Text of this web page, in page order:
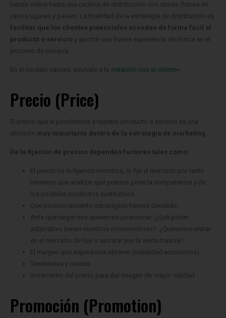
tienda online hasta una cadena de distribución con stores físicas en
varios lugares y países. La finalidad de la estrategia de distribución es
facilitar que los clientes potenciales accedan de forma fácil al
producto o servicio y aportar una buena experiencia de marca en el
proceso de compra.
En el modelo canvas, equivale a la « relación con el cliente«.
Precio (Price)
El precio que le pondremos a nuestro producto o servicio es una
decisión muy importante dentro de la estrategia de marketing.
De la fijación de precios dependen factores tales como:
El precio no lo fijamos nosotros, lo fija el mercado por tanto
tenemos que analizar qué precios pone la competencia y de
los posibles productos sustitutivos.
Que posicionamiento estratégico hemos decidido.
Ante qué target nos queremos posicionar: ¿Qué poder
adquisitivo tienen nuestros consumidores?. ¿Queremos entrar
en el mercado de lujo o apostar por la venta masiva?
El margen que esperamos obtener (viabilidad económica)
Tendencias y modas
Incremento del precio para dar imagen de mayor calidad
Promoción (Promotion)